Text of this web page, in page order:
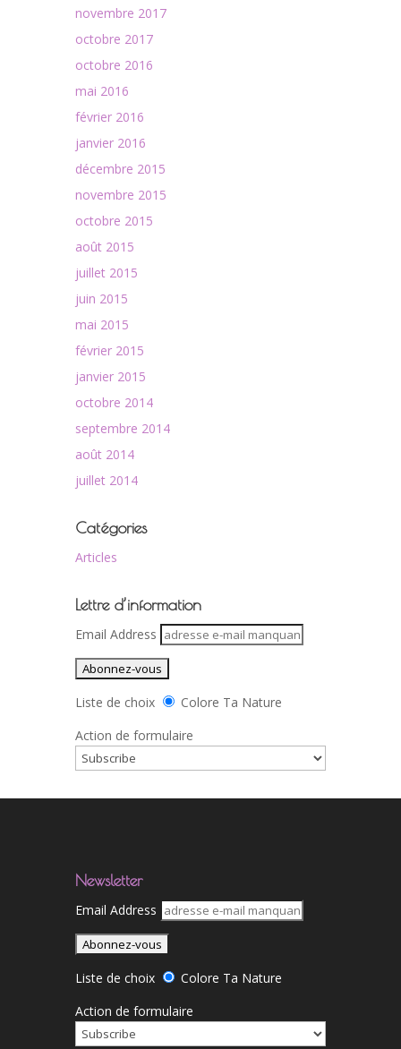
novembre 2017
octobre 2017
octobre 2016
mai 2016
février 2016
janvier 2016
décembre 2015
novembre 2015
octobre 2015
août 2015
juillet 2015
juin 2015
mai 2015
février 2015
janvier 2015
octobre 2014
septembre 2014
août 2014
juillet 2014
Catégories
Articles
Lettre d’information
Email Address
Liste de choix
Colore Ta Nature
Action de formulaire
Newsletter
Email Address
Liste de choix
Colore Ta Nature
Action de formulaire